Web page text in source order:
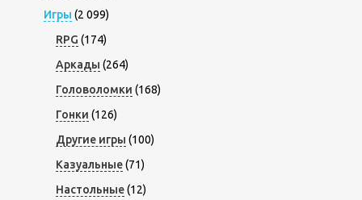
Игры (2 099)
RPG (174)
Аркады (264)
Головоломки (168)
Гонки (126)
Другие игры (100)
Казуальные(71)
Настольные(12)